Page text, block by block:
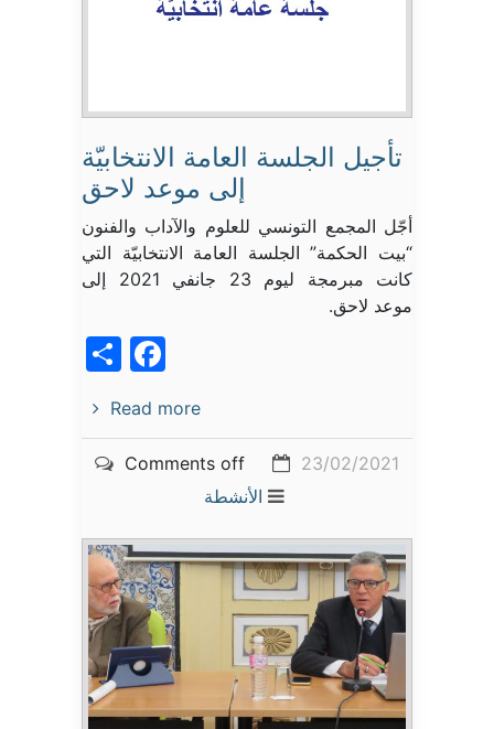
تأجيل الجلسة العامة الانتخابيّة
إلى موعد لاحق
أجّل المجمع التونسي للعلوم والآداب والفنون
“بيت الحكمة” الجلسة العامة الانتخابيّة التي
كانت مبرمجة ليوم 23 جانفي 2021 إلى
موعد لاحق.
Read more
23/02/2021
Comments off
الأنشطة